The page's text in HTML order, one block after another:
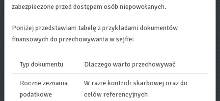
zabezpieczone przed dostępem osób niepowołanych.
Poniżej przedstawiam tabelę z przykładami dokumentów
finansowych do przechowywania w sejfie:
Typ dokumentu Dlaczego warto przechowywać
Roczne zeznania
podatkowe
W razie kontroli skarbowej oraz do
celów referencyjnych